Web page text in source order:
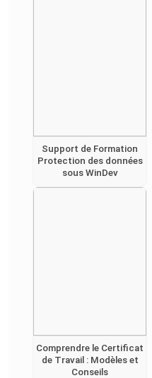
Support de Formation
Protection des données
sous WinDev
Comprendre le Certificat
de Travail : Modèles et
Conseils